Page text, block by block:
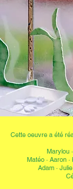
Cette oeuvre a été
Marylou ·
Matéo · Aaron ·
Adam ·